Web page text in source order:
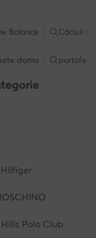
Balance Căciuli
dama portofele
Polo Club